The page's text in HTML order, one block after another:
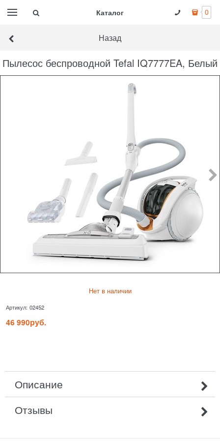
Каталог 0
Назад
Пылесос беспроводной Tefal IQ7777EA, Белый
Нет в наличии
Артикул: 02452
46 990руб.
Описание
Отзывы